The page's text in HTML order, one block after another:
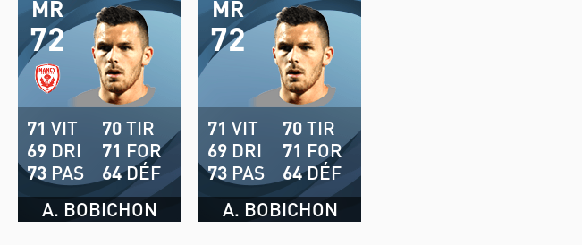
72
MR
A. BOBICHON
71 VIT
69 DRI
73 PAS
70TIR
71 FOR
64DÉF
72
MR
A. BOBICHON
71 VIT
69 DRI
73 PAS
70TIR
71 FOR
64DÉF